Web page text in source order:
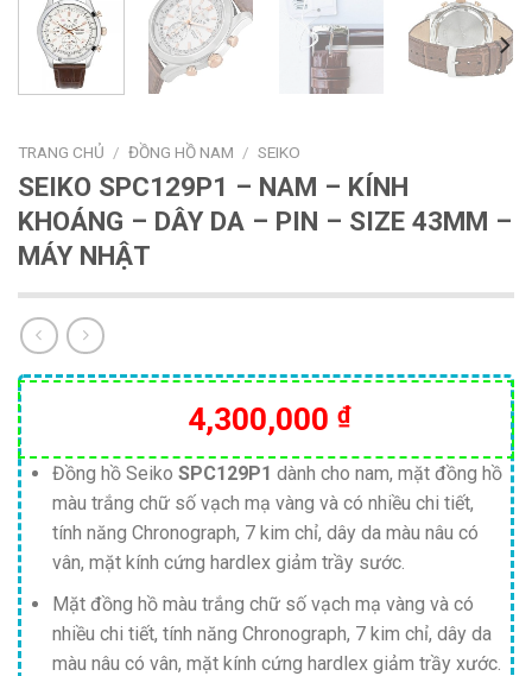
TRANG CHỦ / ĐỒNG HỒ NAM / SEIKO
SEIKO SPC129P1 – NAM – KÍNH
KHOÁNG – DÂY DA – PIN – SIZE 43MM –
MÁY NHẬT
4,300,000 ₫
Đồng hồ Seiko SPC129P1 dành cho nam, mặt đồng hồ
màu trắng chữ số vạch mạ vàng và có nhiều chi tiết,
tính năng Chronograph, 7 kim chỉ, dây da màu nâu có
vân, mặt kính cứng hardlex giảm trầy sước.
Mặt đồng hồ màu trắng chữ số vạch mạ vàng và có
nhiều chi tiết, tính năng Chronograph, 7 kim chỉ, dây da
màu nâu có vân, mặt kính cứng hardlex giảm trầy xước.